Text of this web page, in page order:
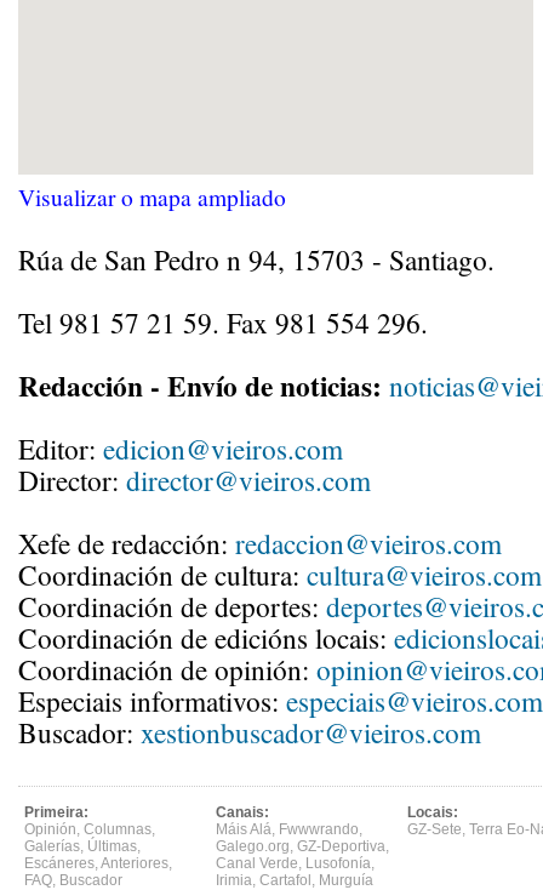
Visualizar o mapa ampliado
Rúa de San Pedro n 94, 15703 - Santiago.
Tel 981 57 21 59. Fax 981 554 296.
Redacción - Envío de noticias:
Editor: edicion@vieiros.com
Director: director@vieiros.com
Xefe de redacción: redaccion@vieiros.com
Coordinación de cultura: cultura@vieiros.com
Coordinación de deportes:
Coordinación de edicións locais:
Coordinación de opinión:
Especiais informativos: especiais@vieiros.com
Buscador: xestionbuscador@vieiros.com
Primeira:
Opinión, Columnas,
Galerías, Últimas,
Escáneres,Anteriores,
FAQ, Buscador
Canais:
Máis Alá, Fwwwrando,
Galego.org, GZ-Deportiva,
Canal Verde, Lusofonía,
Irimia, Cartafol , Murguía
Locais:
GZ-Sete, Terra Eo-